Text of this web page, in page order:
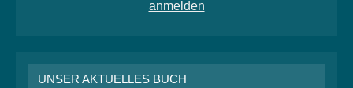
UNSER AKTUELLES BUCH